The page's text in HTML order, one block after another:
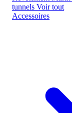
tunnels Voir tout
Accessoires